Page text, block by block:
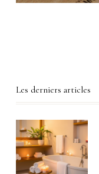
Les derniers articles